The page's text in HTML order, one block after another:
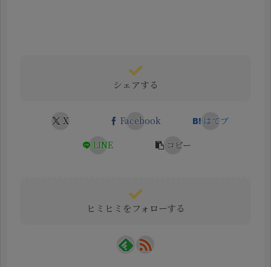
シェアする
X Facebook
はてブ
LINE
コピー
ヒミヒミをフォローする